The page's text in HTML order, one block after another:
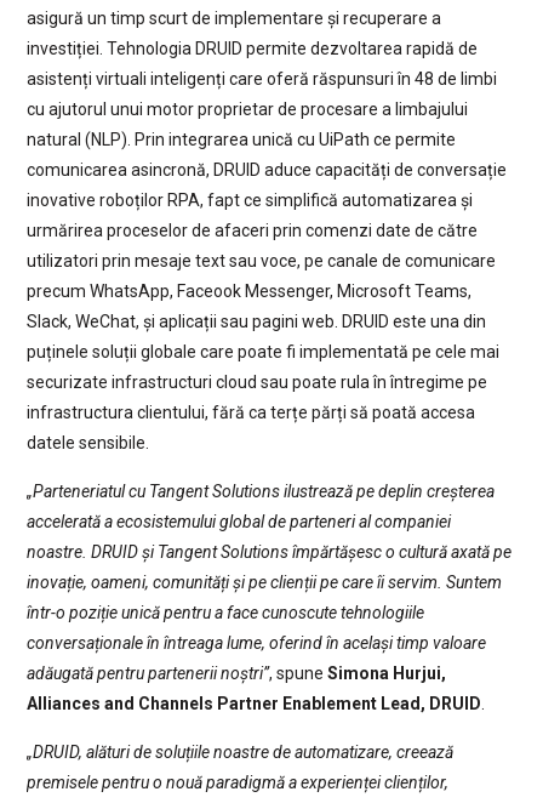
asigură un timp scurt de implementare și recuperare a
investiției. Tehnologia DRUID permite dezvoltarea rapidă de
asistenți virtuali inteligenți care oferă răspunsuri în 48 de limbi
cu ajutorul unui motor proprietar de procesare a limbajului
natural (NLP). Prin integrarea unică cu UiPath ce permite
comunicarea asincronă, DRUID aduce capacități de conversație
inovative roboților RPA, fapt ce simplifică automatizarea și
urmărirea proceselor de afaceri prin comenzi date de către
utilizatori prin mesaje text sau voce, pe canale de comunicare
precum WhatsApp, Faceook Messenger, Microsoft Teams,
Slack, WeChat, și aplicații sau pagini web. DRUID este una din
puținele soluții globale care poate fi implementată pe cele mai
securizate infrastructuri cloud sau poate rula în întregime pe
infrastructura clientului, fără ca terțe părți să poată accesa
datele sensibile.
„Parteneriatul cu Tangent Solutions ilustrează pe deplin creșterea
accelerată a ecosistemului global de parteneri al companiei
noastre. DRUID și Tangent Solutions împărtășesc o cultură axată pe
inovație, oameni, comunități și pe clienții pe care îi servim. Suntem
într-o poziție unică pentru a face cunoscute tehnologiile
conversaționale în întreaga lume, oferind în același timp valoare
adăugată pentru partenerii noștri”, spune Simona Hurjui,
Alliances and Channels Partner Enablement Lead, DRUID.
„DRUID, alături de soluțiile noastre de automatizare, creează
premisele pentru o nouă paradigmă a experienței clienților,